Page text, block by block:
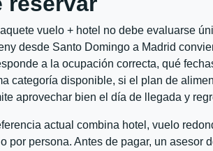
vuelo + hotel no debe evaluarse
desde Santo Domingo a Madrid
a la ocupación correcta, qué
categoría disponible, si el plan de
aprovechar bien el día de llegada y
actual combina hotel, vuelo
por persona. Antes de pagar, un asesor